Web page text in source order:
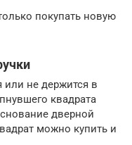
покупать новую
или не держится в
квадрата
дверной
можно купить и